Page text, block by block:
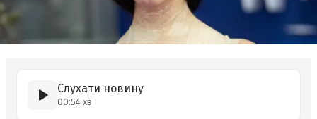
Слухати новину
00:54 хв